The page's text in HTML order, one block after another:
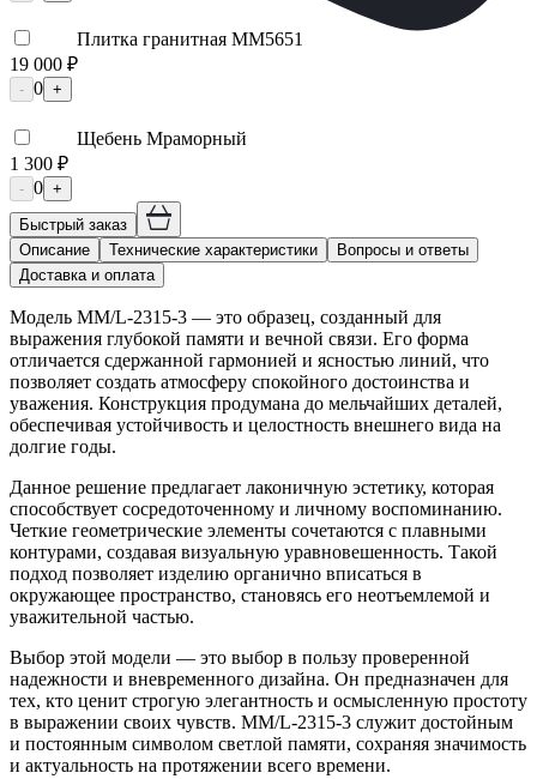
Плитка гранитная ММ5651
19 000 ₽
- 0 +
Щебень Мраморный
1 300 ₽
- 0 +
Быстрый заказ
Описание
Технические характеристики
Вопросы и ответы
Доставка и оплата
Модель ММ/L-2315-3 — это образец, созданный для
выражения глубокой памяти и вечной связи. Его форма
отличается сдержанной гармонией и ясностью линий, что
позволяет создать атмосферу спокойного достоинства и
уважения. Конструкция продумана до мельчайших деталей,
обеспечивая устойчивость и целостность внешнего вида на
долгие годы.
Данное решение предлагает лаконичную эстетику, которая
способствует сосредоточенному и личному воспоминанию.
Четкие геометрические элементы сочетаются с плавными
контурами, создавая визуальную уравновешенность. Такой
подход позволяет изделию органично вписаться в
окружающее пространство, становясь его неотъемлемой и
уважительной частью.
Выбор этой модели — это выбор в пользу проверенной
надежности и вневременного дизайна. Он предназначен для
тех, кто ценит строгую элегантность и осмысленную простоту
в выражении своих чувств. ММ/L-2315-3 служит достойным
и постоянным символом светлой памяти, сохраняя значимость
и актуальность на протяжении всего времени.